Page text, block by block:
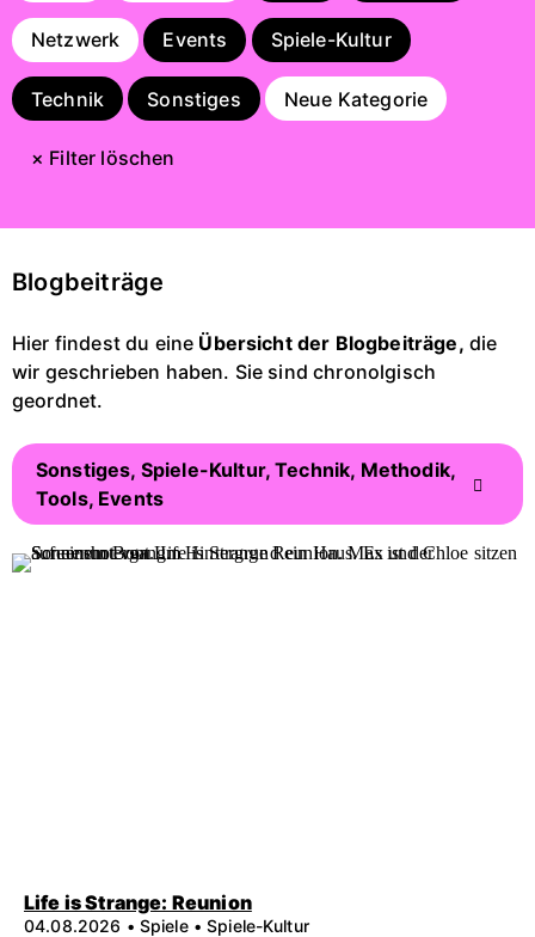
Netzwerk Events Spiele-Kultur
Technik Sonstiges Neue Kategorie
× Filter löschen
Blogbeiträge
Hier findest du eine Übersicht der Blogbeiträge, die
wir geschrieben haben. Sie sind chronolgisch
geordnet.
Sonstiges, Spiele-Kultur, Technik, Methodik,
Tools, Events
Life is Strange: Reunion
04.08.2026 • Spiele • Spiele-Kultur